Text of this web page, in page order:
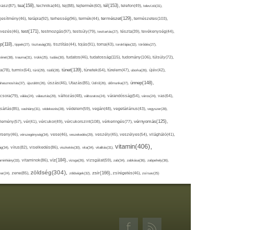
tea(158), technika(46), tej(88), tejtermék(60), tél(153), telefon(49), televízió(31),
terápia(92), terhesség(96), termék(44), természet(129), természetes(103),
test(171), testmozgás(97), testsúly(79), testtartás(27), tészta(39), tevékenység(44),
tippek(27), tisztaság(35), tisztítás(44), tojás(91), torna(43), torokfájás(32), törődés(27),
trauma(31), trükk(25), tudás(30), tudatos(46), tudatosság(115), tudomány(106), túlsúly(72),
turmix(64), túró(29), tüdő(28), tünet(139), tünetek(64), türelem(47), uborka(26), újév(42),
újszülött(26), úszás(46), Utazás(85), Üdítő(26), ülőmunka(27), ünnep(148),
válás(24), választás(29), változás(48), változatos(24), várandósság(54), város(24), vas(64),
vashiány(31), védekezés(28), védelem(59), vegán(48), vegetáriánus(43), vegyszer(28),
vér(41), vércukor(49), vércukorszint(108), vérkeringés(77), vérnyomás(125),
vérszegénység(34), vese(46), veszekedés(29), veszély(45), veszélyes(54), világháló(41),
vírus(82), viselkedés(86), viszketés(30), vita(34), vitalitás(31), vitamin(406),
vitaminok(86), víz(184), vizsga(26), vizsgálat(59), zab(34), zabkása(36), zabpehely(36),
zene(85), zöldség(304), zöldségek(32), zsír(166), zsírégetés(46), zsírsav(25)